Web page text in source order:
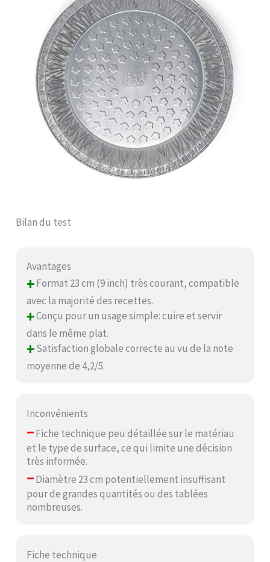
Bilan du test
Avantages
+Format 23 cm (9 inch) très courant, compatible
avec la majorité des recettes.
+Conçu pour un usage simple: cuire et servir
dans le même plat.
+Satisfaction globale correcte au vu de la note
moyenne de 4,2/5.
Inconvénients
–Fiche technique peu détaillée sur le matériau
et le type de surface, ce qui limite une décision
très informée.
–Diamètre 23 cm potentiellement insuffisant
pour de grandes quantités ou des tablées
nombreuses.
Fiche technique